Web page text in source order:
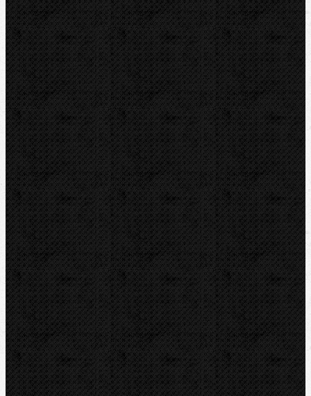
Novinky
Videoinspekce
Detektory a těsnění
Montážní výbava
Svěráky a pracovní stoly
Pájení a hořáky
Svářečky plastů
Nůžky